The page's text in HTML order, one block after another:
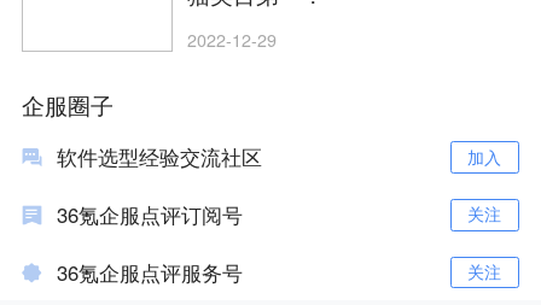
2022-12-29
企服圈子
软件选型经验交流社区 加入
36氪企服点评订阅号 关注
36氪企服点评服务号 关注